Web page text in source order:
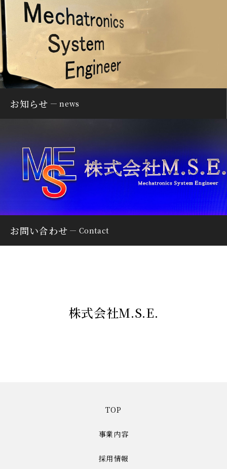
お知らせ news
お問い合わせ Contact
株式会社M.S.E.
TOP
事業内容
採用情報